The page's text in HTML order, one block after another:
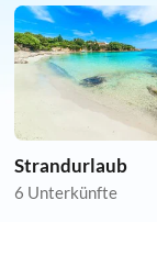
Strandurlaub
6 Unterkünfte